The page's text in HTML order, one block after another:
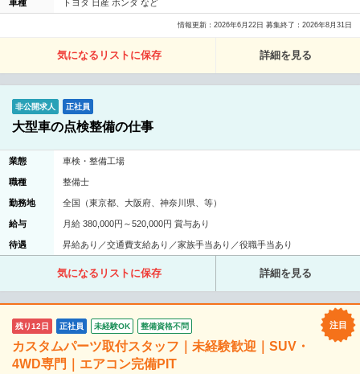
車種 トヨタ 日産 ホンダ など
情報更新：2026年6月22日 募集終了：2026年8月31日
気になるリストに保存 詳細を見る
非公開求人 正社員
大型車の点検整備の仕事
業態 車検・整備工場
職種 整備士
勤務地 全国（東京都、大阪府、神奈川県、等）
給与 月給 380,000円～520,000円 賞与あり
待遇 昇給あり／交通費支給あり／家族手当あり／役職手当あり
気になるリストに保存 詳細を見る
残り12日 正社員 未経験OK 整備資格不問
カスタムパーツ取付スタッフ｜未経験歓迎｜SUV・
4WD専門｜エアコン完備PIT